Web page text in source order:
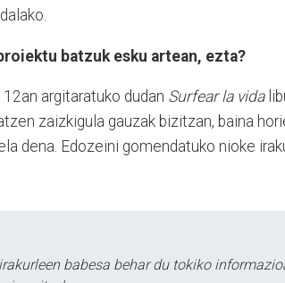
batzuk esku artean, ezta?
argitaratuko dudan Surfear la vida
zaizkigula gauzak bizitzan, baina
dena. Edozeini gomendatuko nioke
babesa behar du tokiko